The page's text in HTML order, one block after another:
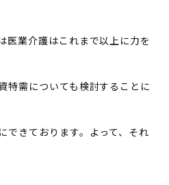
医業介護はこれまで以上に力を
特需についても検討することに
できております。よって、それ